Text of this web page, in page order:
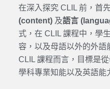
在深入探究 CLIL 前，首
(content) 及語言
式，在 CLIL 課程中，學
容，以及母語以外的外
CLIL 課程而言，目標是
學科專業知能以及英語能